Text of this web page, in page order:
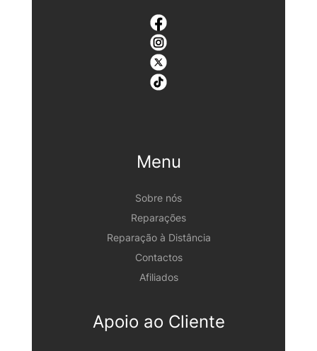
Menu
Sobre nós
Reparações
Reparação à Distância
Contactos
Afiliados
Apoio ao Cliente